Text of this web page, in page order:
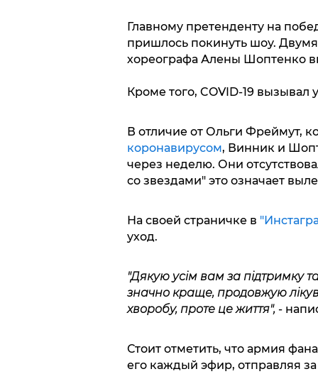
Главному претенденту на
пришлось покинуть шоу.
хореографа Алены Шоптенко
Кроме того, COVID-19
В отличие от Ольги Фреймут,
коронавирусом, Винник и
через неделю. Они
со звездами" это означает
На своей страничке в
уход.
"Дякую усім вам за підтримку
значно краще, продовжую
хворобу, проте це життя",-
Стоит отметить, что армия
его каждый эфир, отправляя